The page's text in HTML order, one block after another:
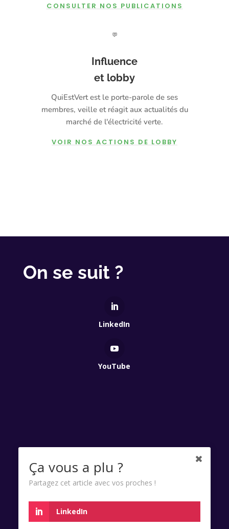
CONSULTER NOS PUBLICATIONS
💬
Influence
et lobby
QuiEstVert est le porte-parole de ses
membres, veille et réagit aux actualités du
marché de l'électricité verte.
VOIR NOS ACTIONS DE LOBBY
On se suit ?
LinkedIn
YouTube
enregistrée à la Préfecture de Lyon - Numéro RNA
W691100695 SIRET 85285441300022.
Charte données personnelles
CGU
Ça vous a plu ?
Partagez cet article avec vos proches !
LinkedIn